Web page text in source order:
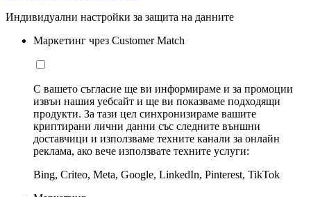
Индивидуални настройки за защита на данните
Маркетинг чрез Customer Match
С вашето съгласие ще ви информираме и за промоции
извън нашия уебсайт и ще ви показваме подходящи
продукти. За тази цел синхронизираме вашите
криптирани лични данни със следните външни
доставчици и използваме техните канали за онлайн
реклама, ако вече използвате техните услуги:
Bing, Criteo, Meta, Google, LinkedIn, Pinterest, TikTok